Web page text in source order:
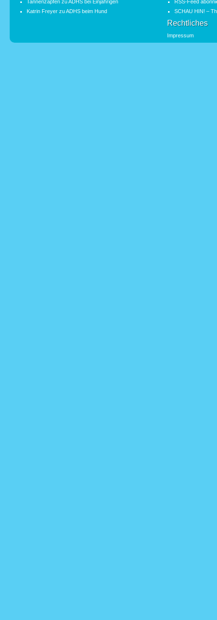
Tannenzapfen zuADHS bei Einjährigen
Katrin Freyer zuADHS beim Hund
RSS-Feed
SCHAU HIN! –
Rechtliches
Impressum